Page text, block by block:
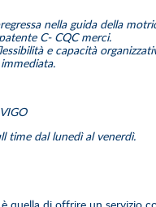
nella guida della
C- CQC merci.
e capacità
time dal lunedì al venerdì.